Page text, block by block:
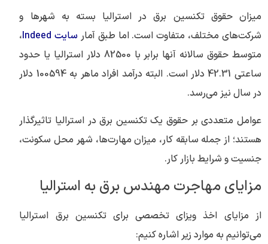
میزان حقوق تکنسین برق در استرالیا بسته به شهرها و
شرکت‌های مختلف، متفاوت است. اما طبق آمار سایت Indeed
،
متوسط حقوق سالانه آنها برابر با 82500 دلار استرالیا یا حدود
ساعتی 42.31 دلار است. البته درآمد افراد ماهر به 100594 دلار
در سال نیز می‌رسد.
عوامل متعددی بر حقوق یک تکنسین برق در استرالیا تاثیرگذار
هستند؛ از جمله سابقه کار، میزان مهارت‌ها، شهر محل سکونت،
جنسیت و شرایط بازار کار.
مزایای مهاجرت مهندس برق به استرالیا
از مزایای اخذ ویزای تخصصی برای تکنسین برق استرالیا
می‌توانیم به موارد زیر اشاره کنیم: